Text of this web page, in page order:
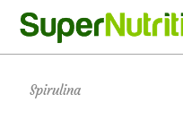
Spirulina